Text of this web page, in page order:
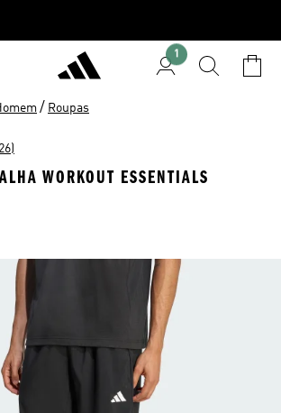
1
/ Roupas
WORKOUT ESSENTIALS